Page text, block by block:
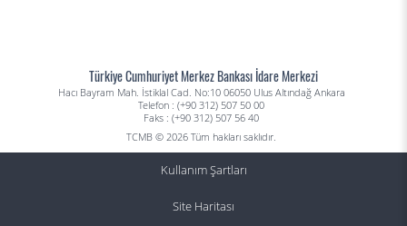
Türkiye Cumhuriyet Merkez Bankası İdare Merkezi
Hacı Bayram Mah. İstiklal Cad. No:10 06050 Ulus Altındağ Ankara
Telefon : (+90 312) 507 50 00
Faks : (+90 312) 507 56 40
TCMB © 2026 Tüm hakları saklıdır.
Kullanım Şartları
Site Haritası